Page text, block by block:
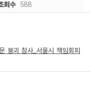
회수 588
붕괴 참사_서울시 책임회피